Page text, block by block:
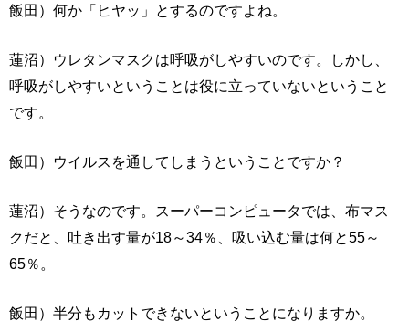
飯田）何か「ヒヤッ」とするのですよね。
蓮沼）ウレタンマスクは呼吸がしやすいのです。しかし、
呼吸がしやすいということは役に立っていないということ
です。
飯田）ウイルスを通してしまうということですか？
蓮沼）そうなのです。スーパーコンピュータでは、布マス
クだと、吐き出す量が18～34％、吸い込む量は何と55～
65％。
飯田）半分もカットできないということになりますか。